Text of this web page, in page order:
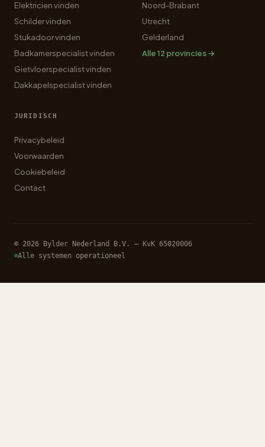
Elektricien vinden
Schilder vinden
Stukadoor vinden
Badkamerspecialist vinden
Gietvloerspecialist vinden
Dakkapelspecialist vinden
Noord-Brabant
Utrecht
Gelderland
Alle 12 provincies →
JURIDISCH
Privacybeleid
Voorwaarden
Cookiebeleid
Contact
© 2026 Bylder Nederland B.V. — KvK 65020006
Alle systemen operationeel